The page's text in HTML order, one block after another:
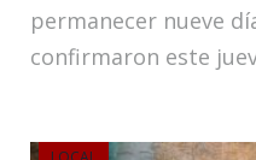
permanecer nueve
confirmaron este